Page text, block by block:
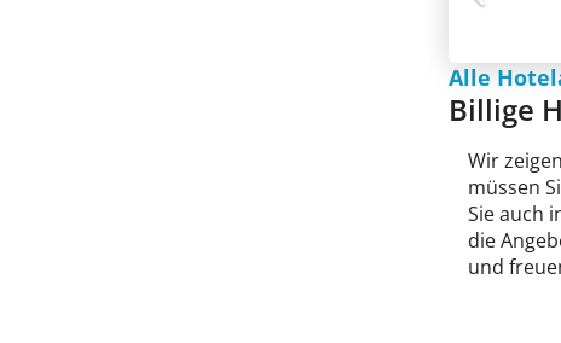
Alle
Billige
Wir
müssen
Sie auch
die
und